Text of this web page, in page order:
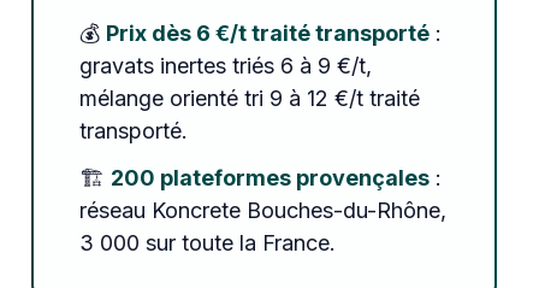
💰 Prix dès 6 €/t traité transporté:
gravats inertes triés 6 à 9 €/t,
mélange orienté tri 9 à 12 €/t traité
transporté.
🏗️ 200 plateformes provençales:
réseau Koncrete Bouches-du-Rhône,
3 000 sur toute la France.